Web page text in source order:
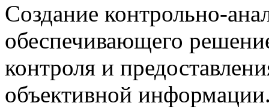
Создание контрольно-
обеспечивающего
контроля и
объективной